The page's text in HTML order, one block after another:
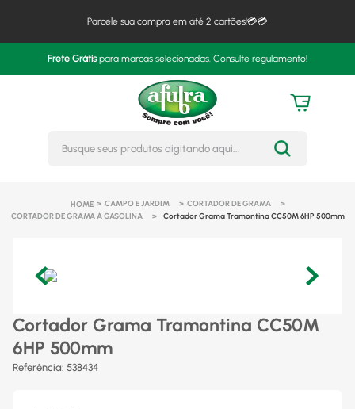
Parcele sua compra em até 2 cartões!💳💳
Frete Grátispara marcas selecionadas. Consulte regulamento!
Busque seus produtos
CAMPO E JARDIM
CORTADOR DE GRAMA
CORTADOR DE GRAMA À GASOLINA
Cortador Grama Tramontina CC50M 6HP 500mm
Cortador Grama Tramontina CC50M
6HP 500mm
Referência: 538434